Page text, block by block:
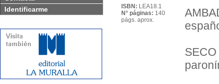
Identificarme
ISBN: LEA18.1
N° páginas: 140
págs. aprox.